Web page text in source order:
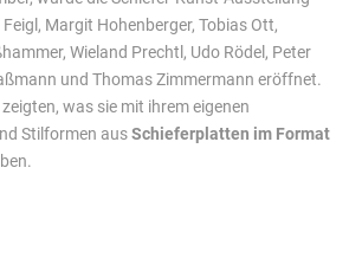
Margit Hohenberger, Tobias Ott,
Wieland Prechtl, Udo Rödel, Peter
und Thomas Zimmermann eröffnet.
was sie mit ihrem eigenen
Stilformen ausSchieferplatten im Format